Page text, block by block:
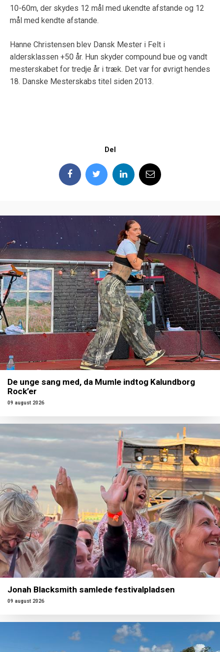
10-60m, der skydes 12 mål med ukendte afstande og 12
mål med kendte afstande.
Hanne Christensen blev Dansk Mester i Felt i
aldersklassen +50 år. Hun skyder compound bue og vandt
mesterskabet for tredje år i træk. Det var for øvrigt hendes
18. Danske Mesterskabs titel siden 2013.
Del
De unge sang med, da Mumle indtog Kalundborg
Rock’er
09 august 2026
Jonah Blacksmith samlede festivalpladsen
09 august 2026